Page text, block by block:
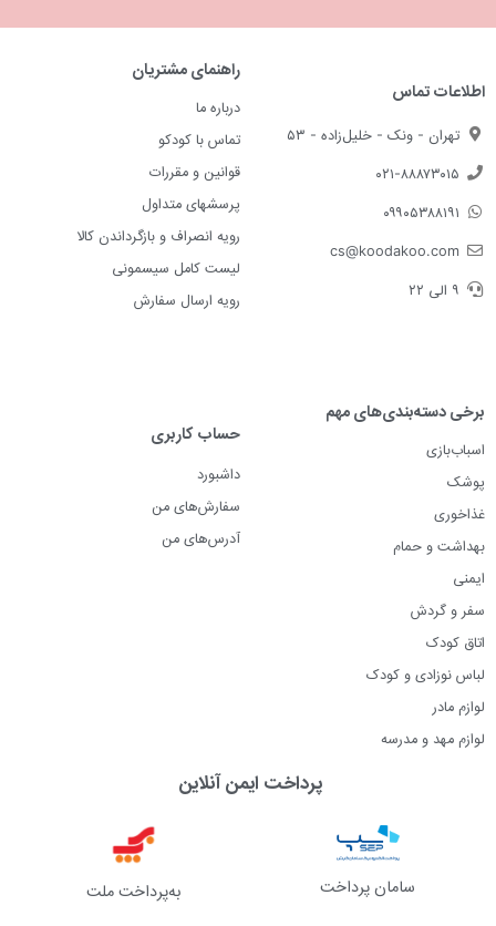
اطلاعات تماس
تهران - ونک - خلیل‌زاده - ۵۳
۰۲۱-۸۸۸۷۳۰۱۵
۰۹۹۰۵۳۸۸۱۹۱
cs@koodakoo.com
۹ الی ۲۲
راهنمای مشتریان
درباره ما
تماس با کودکو
قوانین و مقررات
پرسشهای متداول
رویه انصراف و بازگرداندن کالا
لیست کامل سیسمونی
رویه ارسال سفارش
برخی دسته‌بندی‌های مهم
اسباب‌بازی
پوشک
غذاخوری
بهداشت و حمام
ایمنی
سفر و گردش
اتاق کودک
لباس نوزادی و کودک
لوازم مادر
لوازم مهد و مدرسه
حساب کاربری
داشبورد
سفارش‌های من
آدرس‌های من
پرداخت ایمن آنلاین
سامان پرداخت به‌پرداخت ملت